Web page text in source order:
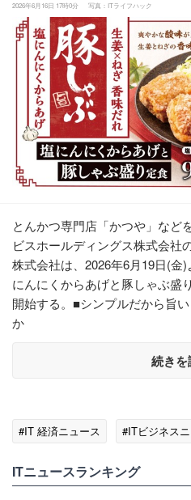
2026年6月16日 17時0分 写真：ITライフハック
とんかつ専⾨店「かつや」など
ビスホールディングス株式会社
株式会社は、2026年6⽉19⽇(金
にんにくからあげと豚しゃぶ盛
開始する。■シンプルだから旨
か
続きを
#IT 経済ニュース #ITビジネス
ITニュースランキング